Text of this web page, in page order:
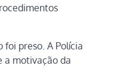
preso. A Polícia
a motivação da